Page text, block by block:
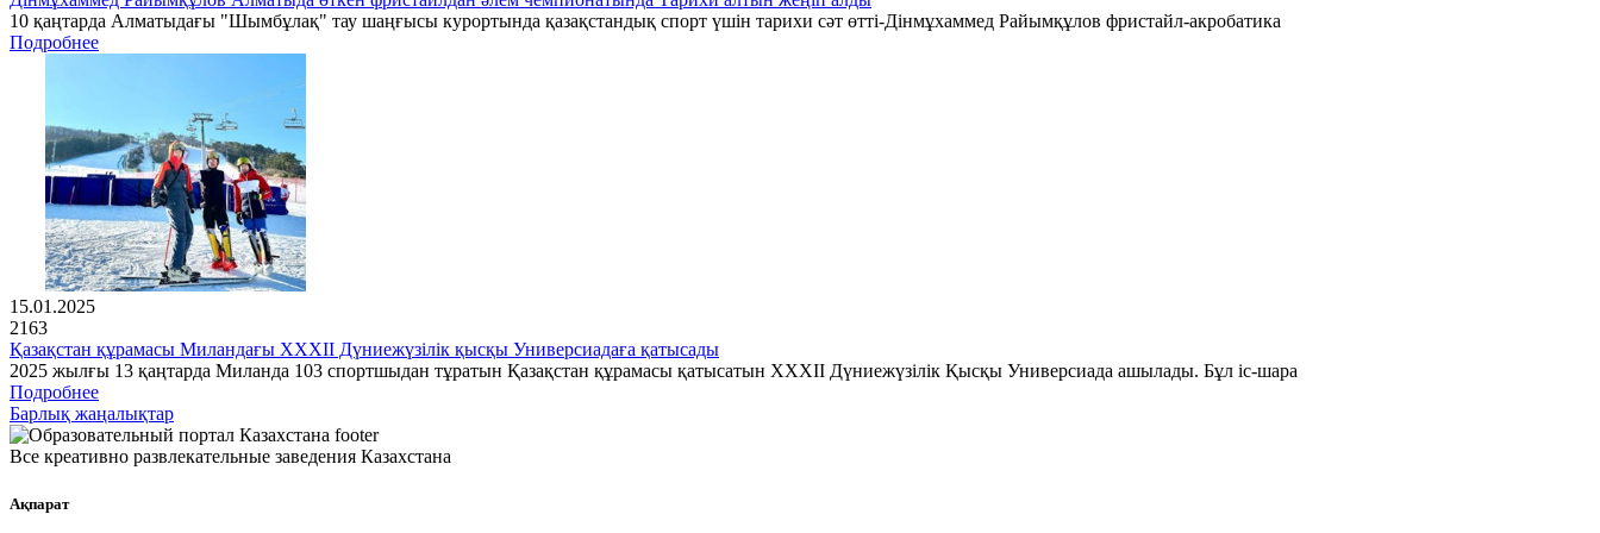
10 қаңтарда Алматыдағы "Шымбұлақ" тау шаңғысы курортында қазақстандық спорт үшін тарихи сәт өтті-Дінмұхаммед Райымқұлов фристайл-акробатика
Подробнее
15.01.2025
2163
Қазақстан құрамасы Миландағы XXXII Дүниежүзілік қысқы Универсиадаға қатысады
2025 жылғы 13 қаңтарда Миланда 103 спортшыдан тұратын Қазақстан құрамасы қатысатын XXXII Дүниежүзілік Қысқы Универсиада ашылады. Бұл іс-шара
Подробнее
Барлық жаңалықтар
Все креативно развлекательные заведения Казахстана
Ақпарат